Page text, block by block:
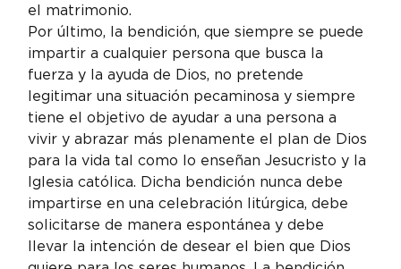
el matrimonio.
Por último, la bendición, que siempre se puede
impartir a cualquier persona que busca la
fuerza y la ayuda de Dios, no pretende
legitimar una situación pecaminosa y siempre
tiene el objetivo de ayudar a una persona a
vivir y abrazar más plenamente el plan de Dios
para la vida tal como lo enseñan Jesucristo y la
Iglesia católica. Dicha bendición nunca debe
impartirse en una celebración litúrgica, debe
solicitarse de manera espontánea y debe
llevar la intención de desear el bien que Dios